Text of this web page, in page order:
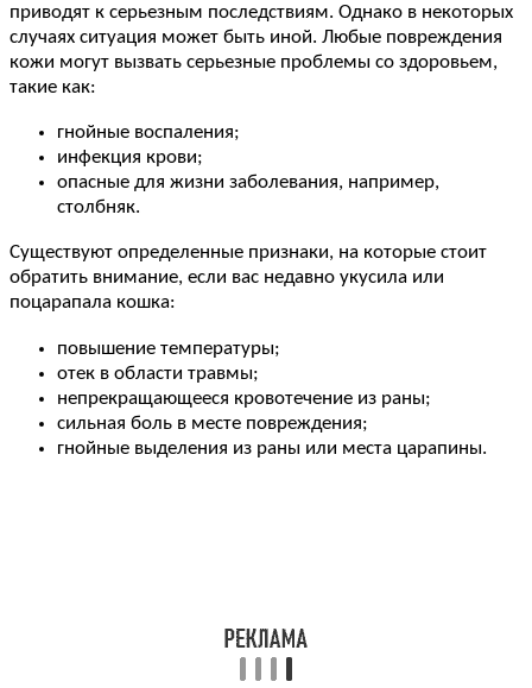
приводят к серьезным последствиям. Однако в некоторых
случаях ситуация может быть иной. Любые повреждения
кожи могут вызвать серьезные проблемы со здоровьем,
такие как:
гнойные воспаления;
инфекция крови;
опасные для жизни заболевания, например,
столбняк.
Существуют определенные признаки, на которые стоит
обратить внимание, если вас недавно укусила или
поцарапала кошка:
повышение температуры;
отек в области травмы;
непрекращающееся кровотечение из раны;
сильная боль в месте повреждения;
гнойные выделения из раны или места царапины.